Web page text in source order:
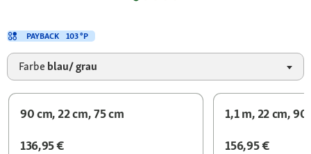
Farbe blau/ grau
90 cm, 22 cm, 75 cm
136,95 €
1,1 m, 22 cm, 90
156,95 €
PAYBACK 103 °P